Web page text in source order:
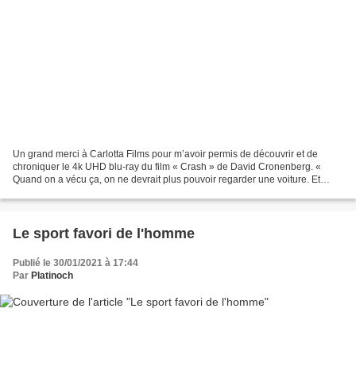
Un grand merci à Carlotta Films pour m’avoir permis de découvrir et de
chroniquer le 4k UHD blu-ray du film « Crash » de David Cronenberg. «
Quand on a vécu ça, on ne devrait plus pouvoir regarder une voiture. Et
Le sport favori de l'homme
Publié le 30/01/2021 à 17:44
Par Platinoch